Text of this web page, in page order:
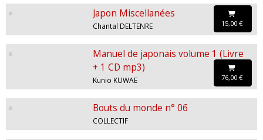
Japon Miscellanées
Chantal DELTENRE 15,00 €
Manuel de japonais volume 1 (Livre
+ 1 CD mp3)
Kunio KUWAE 76,00 €
Bouts du monde n° 06
COLLECTIF